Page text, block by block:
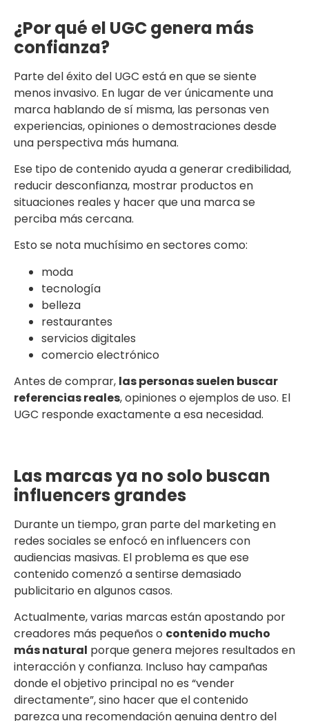
¿Por qué el UGC genera más
confianza?
Parte del éxito del UGC está en que se siente
menos invasivo. En lugar de ver únicamente una
marca hablando de sí misma, las personas ven
experiencias, opiniones o demostraciones desde
una perspectiva más humana.
Ese tipo de contenido ayuda a generar credibilidad,
reducir desconfianza, mostrar productos en
situaciones reales y hacer que una marca se
perciba más cercana.
Esto se nota muchísimo en sectores como:
moda
tecnología
belleza
restaurantes
servicios digitales
comercio electrónico
Antes de comprar, las personas suelen buscar
referencias reales, opiniones o ejemplos de uso. El
UGC responde exactamente a esa necesidad.
Las marcas ya no solo buscan
influencers grandes
Durante un tiempo, gran parte del marketing en
redes sociales se enfocó en influencers con
audiencias masivas. El problema es que ese
contenido comenzó a sentirse demasiado
publicitario en algunos casos.
Actualmente, varias marcas están apostando por
creadores más pequeños o contenido mucho
más natural porque genera mejores resultados en
interacción y confianza. Incluso hay campañas
donde el objetivo principal no es “vender
directamente”, sino hacer que el contenido
parezca una recomendación genuina dentro del